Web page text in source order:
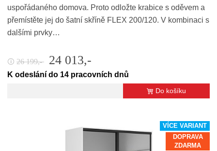
uspořádaného domova. Proto odložte krabice s oděvem a
přemístěte jej do šatní skříně FLEX 200/120. V kombinaci s
dalšími prvky…
🛈 26 199,- 24 013,-
K odeslání do 14 pracovních dnů
Do košíku
VÍCE VARIANT
DOPRAVA
ZDARMA